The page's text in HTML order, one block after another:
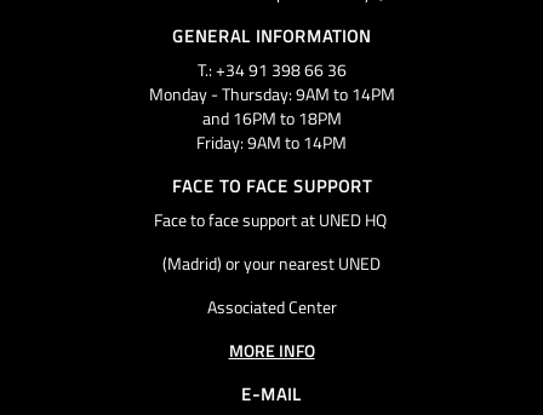
GENERAL INFORMATION
T.: +34 91 398 66 36
Monday - Thursday: 9AM to 14PM
and 16PM to 18PM
Friday: 9AM to 14PM
FACE TO FACE SUPPORT
Face to face support at UNED HQ
(Madrid) or your nearest UNED
Associated Center
MORE INFO
E-MAIL